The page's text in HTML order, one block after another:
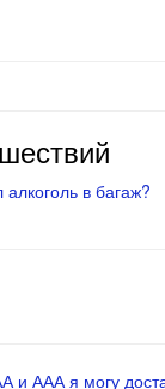
в багаж?
и ААА я могу